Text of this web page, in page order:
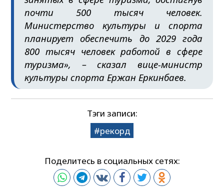
почти 500 тысяч человек.
Министерство культуры и спорта
планирует обеспечить до 2029 года
800 тысяч человек работой в сфере
туризма», – сказал вице-министр
культуры спорта Ержан Еркинбаев.
Тэги записи:
рекорд
Поделитесь в социальных сетях: